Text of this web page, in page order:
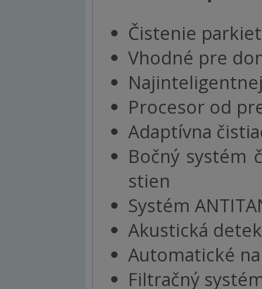
Čistenie
Vhodné pre
Procesor od
Adaptívna
Bočný systém
stien
Systém
Akustická
Automatické
Filtračný